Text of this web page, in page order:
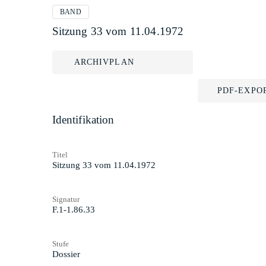
BAND
Sitzung 33 vom 11.04.1972
ARCHIVPLAN
PDF-
Identifikation
Titel
Sitzung 33 vom 11.04.1972
Signatur
F.1-1.86.33
Stufe
Dossier